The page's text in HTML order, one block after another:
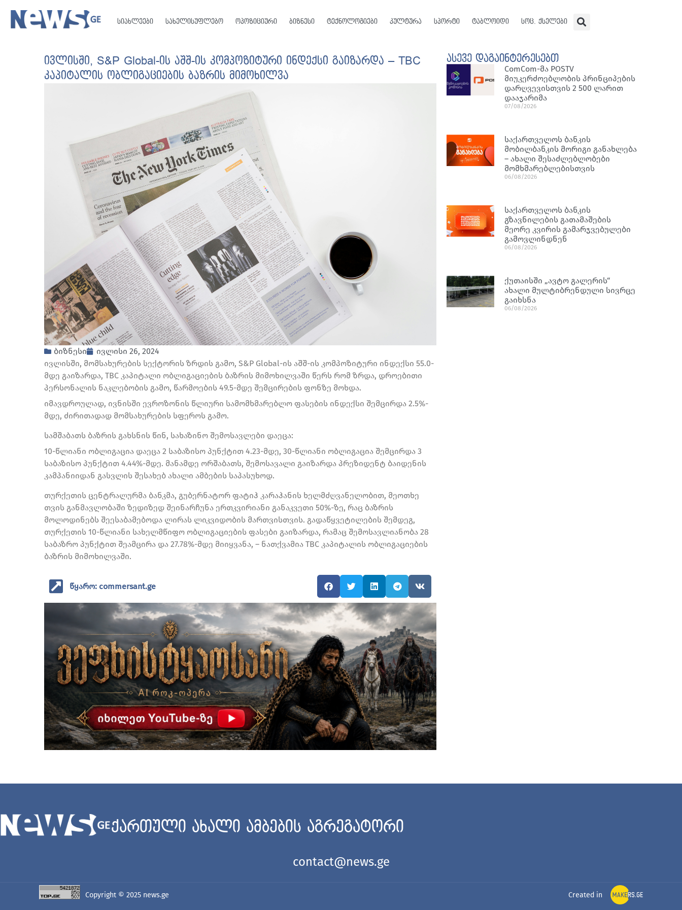
სიახლეები სახელისუფლებო ოპოზიციური ბიზნესი ტექნოლოგიები კულტურა სპორტი ტაბლოიდი სოც. ქსელები
ივლისში, S&P Global-ის აშშ-ის კომპოზიტური ინდექსი გაიზარდა – TBC
კაპიტალის ობლიგაციების ბაზრის მიმოხილვა
ბიზნესი
ივლისი 26, 2024
ივლისში, მომსახურების სექტორის ზრდის გამო, S&P Global-ის აშშ-ის კომპოზიტური ინდექსი 55.0-
მდე გაიზარდა, TBC კაპიტალი ობლიგაციების ბაზრის მიმოხილვაში წერს რომ ზრდა, დროებითი
პერსონალის ნაკლებობის გამო, წარმოების 49.5-მდე შემცირების ფონზე მოხდა.
იმავდროულად, ივნისში ევროზონის წლიური სამომხმარებლო ფასების ინდექსი შემცირდა 2.5%-
მდე, ძირითადად მომსახურების სფეროს გამო.
სამშაბათს ბაზრის გახსნის წინ, სახაზინო შემოსავლები დაეცა:
10-წლიანი ობლიგაცია დაეცა 2 საბაზისო პუნქტით 4.23-მდე, 30-წლიანი ობლიგაცია შემცირდა 3
საბაზისო პუნქტით 4.44%-მდე. მანამდე ორშაბათს, შემოსავალი გაიზარდა პრეზიდენტ ბაიდენის
კამპანიიდან გასვლის შესახებ ახალი ამბების საპასუხოდ.
თურქეთის ცენტრალურმა ბანკმა, გუბერნატორ ფატიჰ კარაჰანის ხელმძღვანელობით, მეოთხე
თვის განმავლობაში ზედიზედ შეინარჩუნა ერთკვირიანი განაკვეთი 50%-ზე, რაც ბაზრის
მოლოდინებს შეესაბამებოდა ლირას ლიკვიდობის მართვისთვის. გადაწყვეტილების შემდეგ,
თურქეთის 10-წლიანი სახელმწიფო ობლიგაციების ფასები გაიზარდა, რამაც შემოსავლიანობა 28
საბაზრო პუნქტით შეამცირა და 27.78%-მდე მიიყვანა, – ნათქვამია TBC კაპიტალის ობლიგაციების
ბაზრის მიმოხილვაში.
წყარო: commersant.ge
ასევე დაგაინტერესებთ
ComCom-მა POSTV
მიუკერძოებლობის პრინციპების
დარღვევისთვის 2 500 ლარით
დააჯარიმა
07/08/2026
საქართველოს ბანკის
მობილბანკის მორიგი განახლება
– ახალი შესაძლებლობები
მომხმარებლებისთვის
06/08/2026
საქართველოს ბანკის
გზავნილების გათამაშების
მეორე კვირის გამარჯვებულები
გამოვლინდნენ
06/08/2026
ქუთაისში „ავტო გალერის“
ახალი მულტიბრენდული სივრცე
გაიხსნა
06/08/2026
ქართული ახალი ამბების აგრეგატორი
contact@news.ge
Copyright © 2025 news.ge Created in